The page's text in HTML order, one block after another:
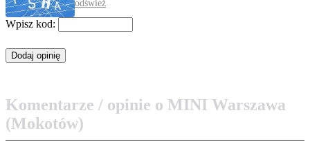
odśwież
Wpisz kod:
Komentarze / opinie o MINI Warszawa
(Mokotów)